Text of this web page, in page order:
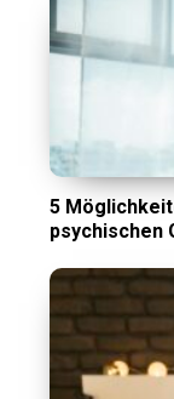
5
psychischen